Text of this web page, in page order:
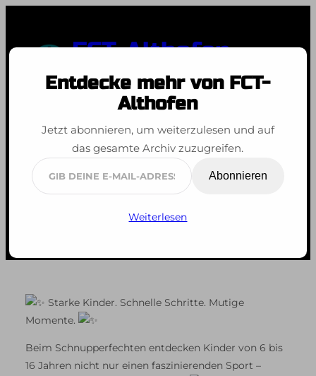
springen
FCT-Althofen
Spaß an der Bewegung
Schnupperfechten
2026
Starke Kinder. Schnelle Schritte. Mutige
Momente.
Beim Schnupperfechten entdecken Kinder von 6 bis
16 Jahren nicht nur einen faszinierenden Sport –
Entdecke mehr von FCT-
Althofen
Jetzt abonnieren, um weiterzulesen und auf
das gesamte Archiv zuzugreifen.
Gib
deine
Abonnieren
Weiterlesen